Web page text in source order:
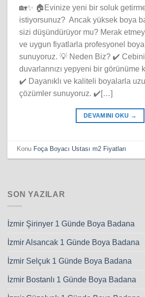
🏡✨ 🏠Evinize yeni bir soluk
istiyorsunuz? Ancak yüksek boya
sizi düşündürüyor mu? Merak
ve uygun fiyatlarla profesyonel
sunuyoruz. 💡 Neden Biz? ✔️
duvarlarınızı yepyeni bir görünüme
✔️ Dayanıklı ve kaliteli boyalarla
çözümler sunuyoruz. ✔️[…]
DEVAMINI OKU →
Konu Foça Boyacı Ustası m2 Fiyatları
SON YAZILAR
İzmir Şirinyer 1 Günde Boya Badana
İzmir Alsancak 1 Günde Boya Badana
İzmir Selçuk 1 Günde Boya Badana
İzmir Bostanlı 1 Günde Boya Badana